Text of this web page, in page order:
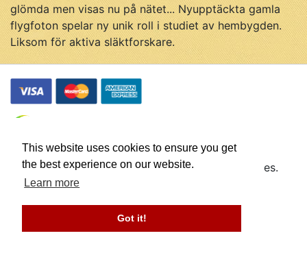
This website uses cookies to ensure you get
the best experience on our website.
Learn more
Got it!
glömda men visas nu på nätet... Nyupptäckta gamla
flygfoton spelar ny unik roll i studiet av hembygden.
Liksom för aktiva släktforskare.
© Flygfotohistoria, samtliga rättigheter förbehålles.
Företaget Flygfotohistoria drivs av
Webbplatsen utvecklas av